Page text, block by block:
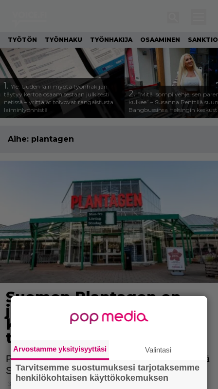
TYÖTÖN TYÖNHAKU TYÖNHAKIJA OSAAMINEN SANKTIO
1. Yle: Uuden lain myötä työnhakijan
täytyy kertoa osaamisestaan julkisesti
netissä – yrittäjät toivovat rangaistusta
laiminlyönnistä
2. ”Mitä isompi vehje, sen
kulkee” – Susanna Penttilä
Bangbussinsa Helsingin
Aihe: plantagen
Suomen Plantagen on
jättänyt
konkurssihakemuksen,
tiedottaa Kauppalehti
Plantagen-konsernilla on kymmenen myymälää
Suomessa.
30.9.2024 11:45
Arvostamme yksityisyyttäsi Valintasi
Tarvitsemme suostumuksesi tarjotaksemme
henkilökohtaisen käyttökokemuksen